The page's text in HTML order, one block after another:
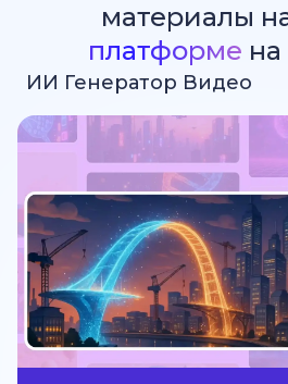
материалы
платформе
ИИ Генератор Видео